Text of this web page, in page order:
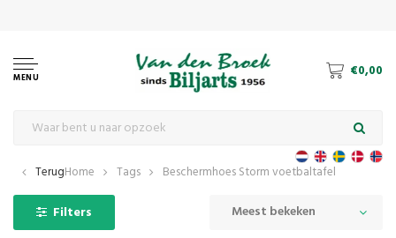
MENU €0,00
TerugHome Tags Beschermhoes Storm voetbaltafel
Filters Meest bekeken